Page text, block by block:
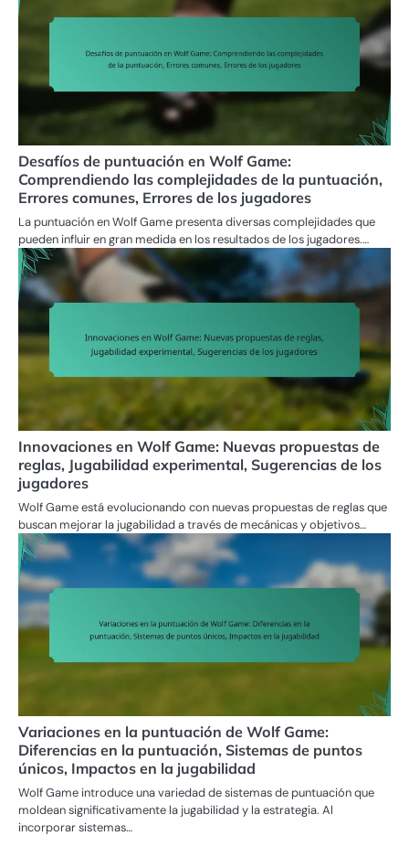
Desafíos de puntuación en Wolf Game:
Comprendiendo las complejidades de la puntuación,
Errores comunes, Errores de los jugadores
La puntuación en Wolf Game presenta diversas complejidades que
pueden influir en gran medida en los resultados de los jugadores.…
Innovaciones en Wolf Game: Nuevas propuestas de
reglas, Jugabilidad experimental, Sugerencias de los
jugadores
Wolf Game está evolucionando con nuevas propuestas de reglas que
buscan mejorar la jugabilidad a través de mecánicas y objetivos…
Variaciones en la puntuación de Wolf Game:
Diferencias en la puntuación, Sistemas de puntos
únicos, Impactos en la jugabilidad
Wolf Game introduce una variedad de sistemas de puntuación que
moldean significativamente la jugabilidad y la estrategia. Al
incorporar sistemas…